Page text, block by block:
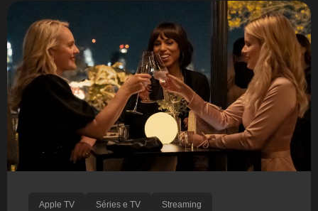
Apple TV Séries e TV Streaming